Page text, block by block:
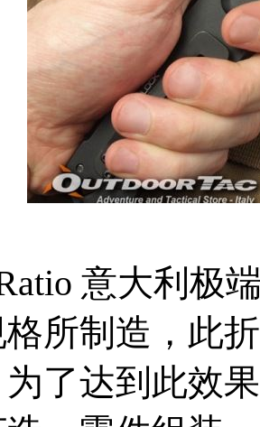
意大利极
所制造，此
了达到此效